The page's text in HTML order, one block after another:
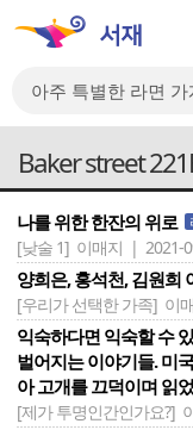
Baker street
나를 위한 한잔의 위로
[낮술 1] 이매지 | 2021-
양희은, 홍석천, 김원희
[우리가 선택한 가족] 이
익숙하다면 익숙할 수
벌어지는 이야기들. 미
아 고개를 끄덕이며 읽
[제가 투명인간인가요?]